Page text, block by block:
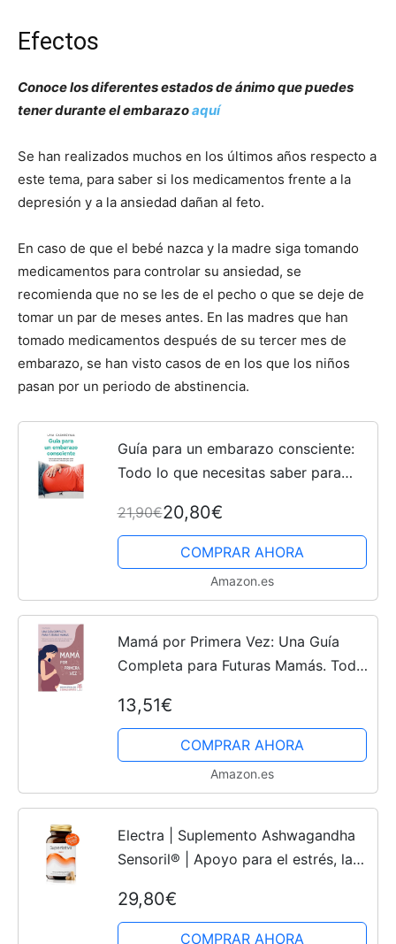
Efectos
Conoce los diferentes estados de ánimo que puedes
tener durante el embarazoaquí
Se han realizados muchos en los últimos años respecto a
este tema, para saber si los medicamentos frente a la
depresión y a la ansiedad dañan al feto.
En caso de que el bebé nazca y la madre siga tomando
medicamentos para controlar su ansiedad, se
recomienda que no se les de el pecho o que se deje de
tomar un par de meses antes. En las madres que han
tomado medicamentos después de su tercer mes de
embarazo, se han visto casos de en los que los niños
pasan por un periodo de abstinencia.
Guía para un embarazo consciente:
Todo lo que necesitas saber para
el parto (Vergara)
21,90€20,80€
COMPRAR AHORA
Amazon.es
Mamá por Primera Vez: Una Guía
Completa para Futuras Mamás. Todo
Embarazo, Hasta el Parto, y los
Primeros Meses de Vida de tu...
13,51€
COMPRAR AHORA
Amazon.es
Electra | Suplemento Ashwagandha
Sensoril® | Apoyo para el estrés, la
Alternativa Natural a la Melatonina |
60 cápsulas...
29,80€
COMPRAR AHORA